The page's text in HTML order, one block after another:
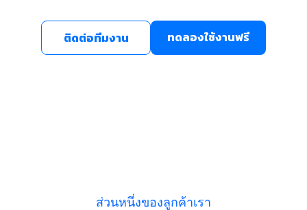
ติดต่อทีมงาน ทดลองใช้งานฟรี
ส่วนหนึ่งของลูกค้าเรา